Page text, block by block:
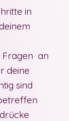
in
Fragen an
deine
sind